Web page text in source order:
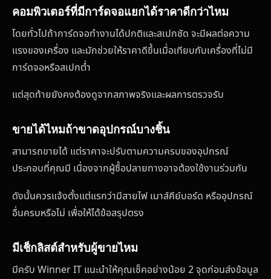
คอมพิวเตอร์ที่มีการ์ดจอแยกได้ราคาดีกว่าไหม
โดยทั่วไปถ้าการ์ดจอทำงานได้ปกติและสเปกชัด จะมีผลต่อความ
แรงของเครื่อง และมักช่วยให้ราคาดีขึ้นเมื่อเทียบกับเครื่องที่ไม่มี
การ์ดจอหรือสเปกต่ำ
แต่สุดท้ายยังคงต้องดูจากสภาพจริงและผลการตรวจรับ
ขายได้ไหมถ้าขาดอุปกรณ์บางชิ้น
สามารถขายได้ แต่ราคาจะปรับตามความครบของอุปกรณ์
ประกอบที่คุณมี เนื่องจากผู้ซื้อปลายทางอาจต้องใช้งานร่วมกัน
ดังนั้นควรแจ้งตั้งแต่แรกว่ามีสายไฟ เมาส์คีย์บอร์ด หรืออุปกรณ์
อื่นครบหรือไม่ เพื่อให้ได้ข้อสรุปตรง
มีเช็กลิสต์สำหรับผู้ขายไหม
มีครับ Winner IT แนะนำให้คุณเช็คอย่างน้อย 2 จุดก่อนส่งข้อมูล